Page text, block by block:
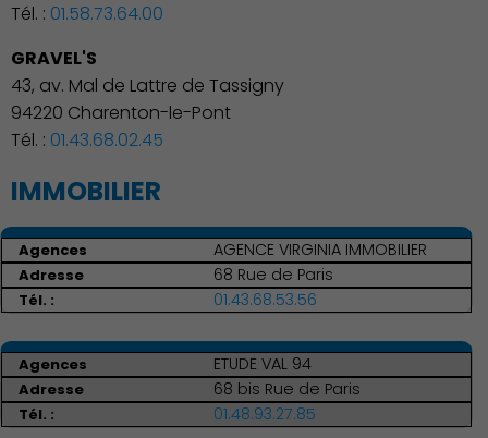
Tél. : 01.58.73.64.00
GRAVEL'S
43, av. Mal de Lattre de Tassigny
94220 Charenton-le-Pont
Tél. : 01.43.68.02.45
IMMOBILIER
AGENCE VIRGINIA IMMOBILIER
68 Rue de Paris
01.43.68.53.56
ETUDE VAL 94
68 bis Rue de Paris
01.48.93.27.85